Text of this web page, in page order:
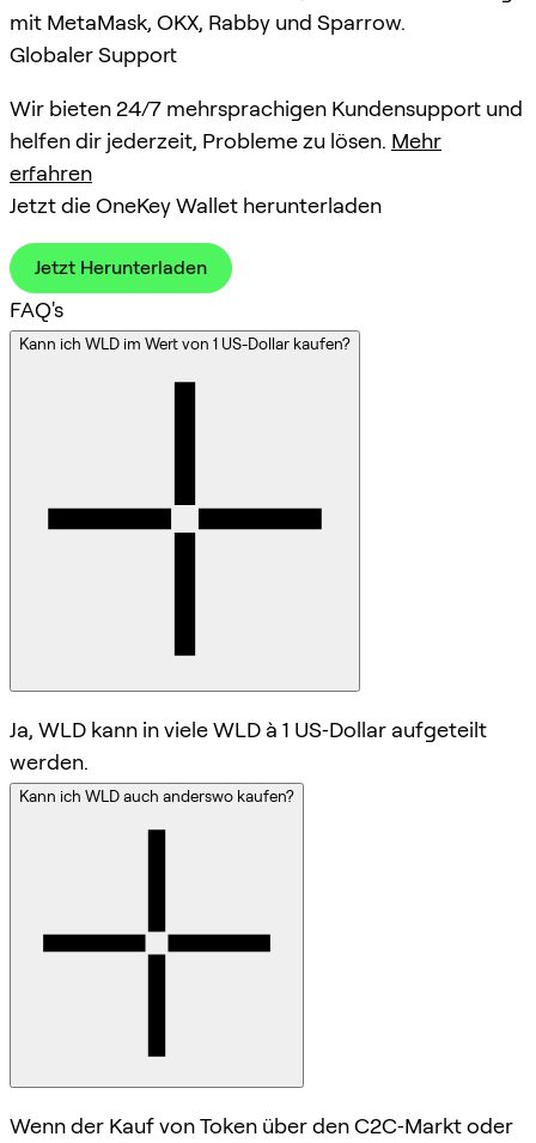
mit MetaMask, OKX, Rabby und Sparrow.
Globaler Support
Wir bieten 24/7 mehrsprachigen Kundensupport und
helfen dir jederzeit, Probleme zu lösen. Mehr
erfahren
Jetzt die OneKey Wallet herunterladen
Jetzt Herunterladen
FAQ's
Kann ich WLD im Wert von 1 US-Dollar kaufen?
Ja, WLD kann in viele WLD à 1 US‑Dollar aufgeteilt
werden.
Kann ich WLD auch anderswo kaufen?
Wenn der Kauf von Token über den C2C‑Markt oder